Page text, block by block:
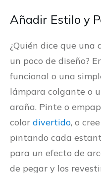
Añadir Estilo y
¿Quién dice que una
un poco de diseño?
funcional o una
lámpara colgante o
araña. Pinte o
color divertido, o
pintando cada
para un efecto de
de pegar y los